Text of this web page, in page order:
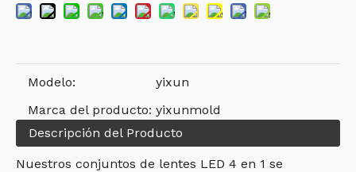
Modelo:
yixun
Marca del producto: yixunmold
Descripción del Producto
Nuestros conjuntos de lentes LED 4 en 1 se